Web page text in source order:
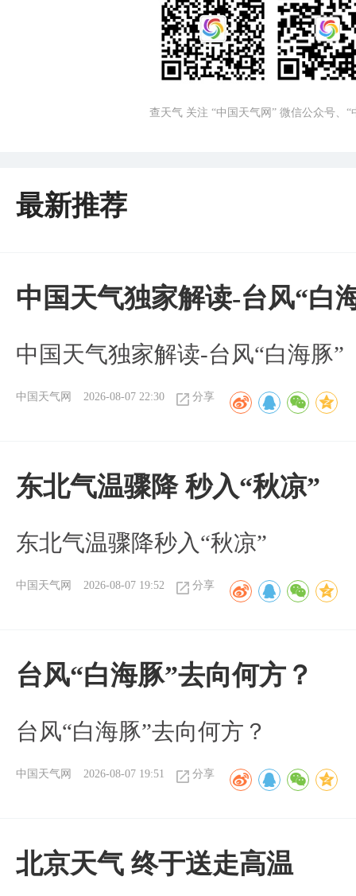
查天气 关注 “中国天气网” 微信公众号、
最新推荐
中国天气独家解读-台风“白
中国天气独家解读-台风“白海豚”
中国天气网 2026-08-07 22:30 分享
东北气温骤降 秒入“秋凉”
东北气温骤降秒入“秋凉”
中国天气网 2026-08-07 19:52 分享
台风“白海豚”去向何方？
台风“白海豚”去向何方？
中国天气网 2026-08-07 19:51 分享
北京天气 终于送走高温